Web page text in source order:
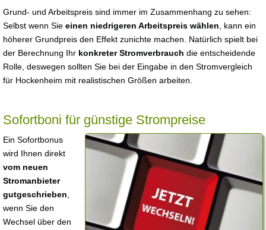
Grund- und Arbeitspreis sind immer im Zusammenhang zu sehen:
Selbst wenn Sie einen niedrigeren Arbeitspreis wählen , kann ein
höherer Grundpreis den Effekt zunichte machen. Natürlich spielt bei
der Berechnung Ihr konkreter Stromverbrauch die entscheidende
Rolle, deswegen sollten Sie bei der Eingabe in den Stromvergleich
für Hockenheim mit realistischen Größen arbeiten.
Sofortboni für günstige Strompreise
Ein Sofortbonus
wird Ihnen direkt
vom neuen
Stromanbieter
gutgeschrieben
wenn Sie den
Wechsel über den